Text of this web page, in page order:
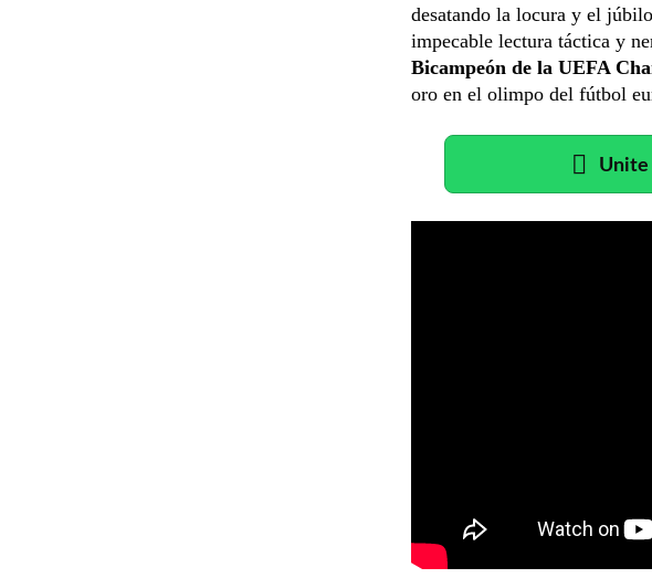
desatando la locura y el
impecable lectura táctica y
Bicampeón de la UEFA
oro en el olimpo del fútbol
Unite